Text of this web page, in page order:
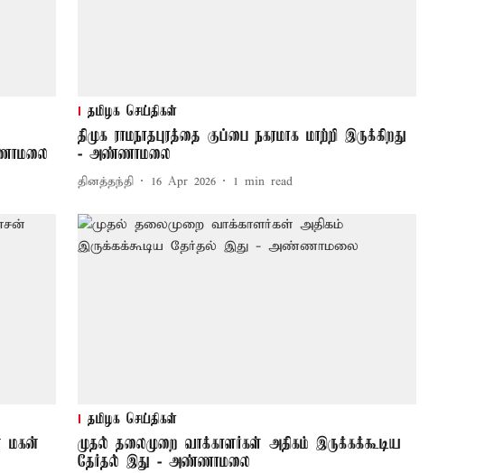
தமிழக செய்திகள்
திமுக ராமநாதபுரத்தை குப்பை நகரமாக மாற்றி இருக்கிறது
- அண்ணாமலை
தினத்தந்தி 16 Apr 2026 1 min read
மகன்
தமிழக செய்திகள்
முதல் தலைமுறை வாக்காளர்கள் அதிகம் இருக்கக்கூடிய
தேர்தல் இது - அண்ணாமலை